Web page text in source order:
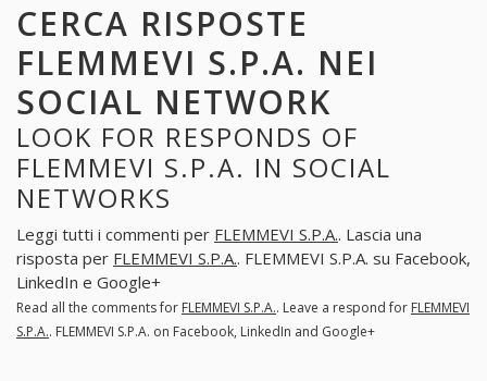
CERCA RISPOSTE
FLEMMEVI S.P.A. NEI
SOCIAL NETWORK
LOOK FOR RESPONDS OF
FLEMMEVI S.P.A. IN SOCIAL
NETWORKS
Leggi tutti i commenti per FLEMMEVI S.P.A.. Lascia una
risposta per FLEMMEVI S.P.A.. FLEMMEVI S.P.A. su Facebook,
LinkedIn e Google+
Read all the comments for FLEMMEVI S.P.A.. Leave a respond for FLEMMEVI
S.P.A.. FLEMMEVI S.P.A. on Facebook, LinkedIn and Google+